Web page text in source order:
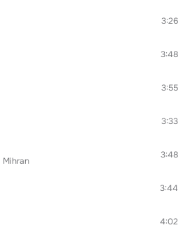
3:26
3:48
3:55
3:33
Mihran
3:48
3:44
4:02